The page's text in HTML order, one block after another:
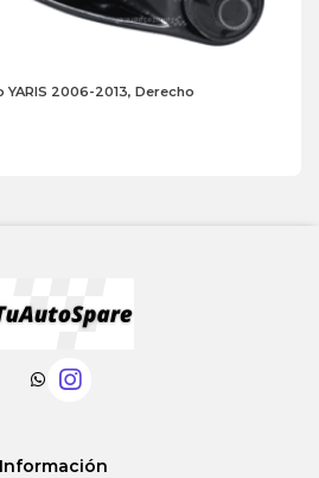
2006-2013, Derecho
Información